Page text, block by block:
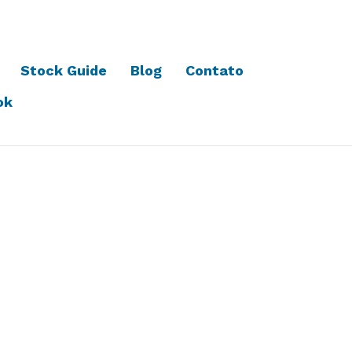
Stock Guide Blog
Contato